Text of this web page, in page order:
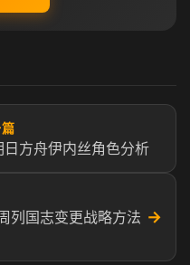
篇
方舟伊内丝角色分析
列国志变更战略方法 →